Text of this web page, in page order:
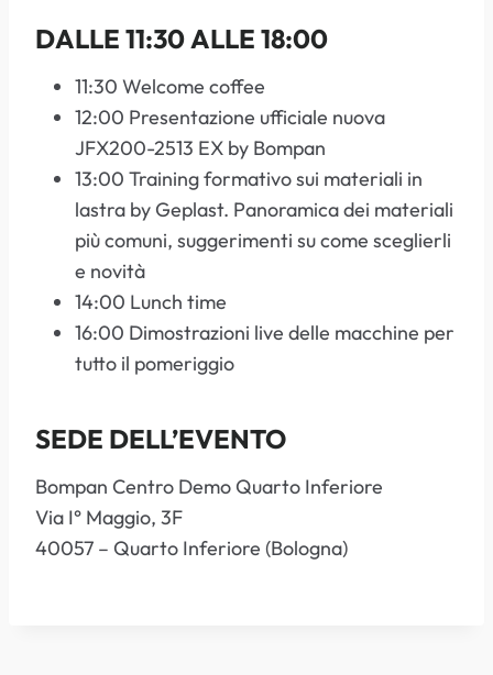
DALLE 11:30 ALLE 18:00
11:30 Welcome coffee
12:00 Presentazione ufficiale nuova
JFX200-2513 EX by Bompan
13:00 Training formativo sui materiali in
lastra by Geplast. Panoramica dei materiali
più comuni, suggerimenti su come sceglierli
e novità
14:00 Lunch time
16:00 Dimostrazioni live delle macchine per
tutto il pomeriggio
SEDE DELL’EVENTO
Bompan Centro Demo Quarto Inferiore
Via I° Maggio, 3F
40057 – Quarto Inferiore (Bologna)